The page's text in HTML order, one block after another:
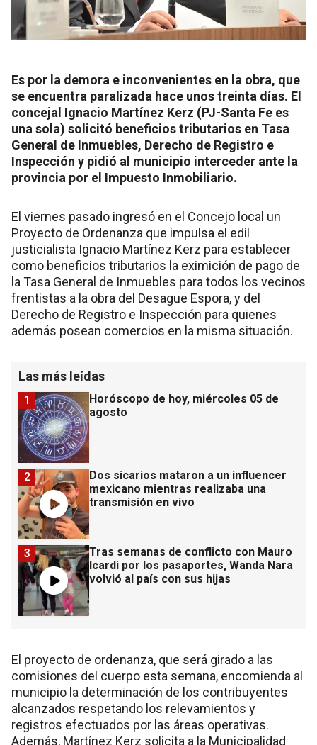
Es por la demora e inconvenientes en la obra, que
se encuentra paralizada hace unos treinta días. El
concejal Ignacio Martínez Kerz (PJ-Santa Fe es
una sola) solicitó beneficios tributarios en Tasa
General de Inmuebles, Derecho de Registro e
Inspección y pidió al municipio interceder ante la
provincia por el Impuesto Inmobiliario.
El viernes pasado ingresó en el Concejo local un
Proyecto de Ordenanza que impulsa el edil
justicialista Ignacio Martínez Kerz para establecer
como beneficios tributarios la eximición de pago de
la Tasa General de Inmuebles para todos los vecinos
frentistas a la obra del Desague Espora, y del
Derecho de Registro e Inspección para quienes
además posean comercios en la misma situación.
Las más leídas
Horóscopo de hoy, miércoles 05 de
agosto
1
Dos sicarios mataron a un influencer
mexicano mientras realizaba una
transmisión en vivo
2
Tras semanas de conflicto con Mauro
Icardi por los pasaportes, Wanda Nara
volvió al país con sus hijas
3
El proyecto de ordenanza, que será girado a las
comisiones del cuerpo esta semana, encomienda al
municipio la determinación de los contribuyentes
alcanzados respetando los relevamientos y
registros efectuados por las áreas operativas.
Además, Martínez Kerz solicita a la Municipalidad